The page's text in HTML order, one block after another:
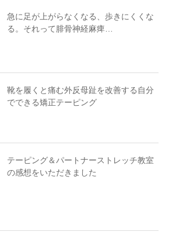
急に足が上がらなくなる、歩きにくくな
る。それって腓骨神経麻痺…
靴を履くと痛む外反母趾を改善する自分
でできる矯正テーピング
テーピング＆パートナーストレッチ教室
の感想をいただきました